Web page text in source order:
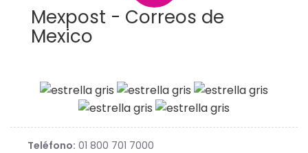
Mexpost - Correos de
Mexico
Teléfono: 01 800 701 7000